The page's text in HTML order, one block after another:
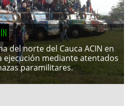
del norte del Cauca ACIN en
ejecución mediante atentados
paramilitares.